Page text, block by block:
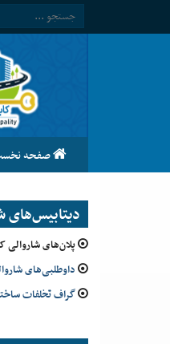
صفحه
دیتابیس‌های
پلان‌های شاروالی
داوطلبی‌های
گراف تخلفات